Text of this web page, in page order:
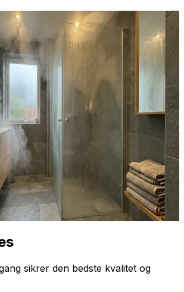
Fjern, installer,
skimmel: Professionel
synlig og skjult skimmel. Vi
certificerede saneringsfirmaer. Trin 2
AirPro V2 (6.997 kr) installeres
der automatisk holder RH under
flere rum anbefales 2-3 enheder.
eller Nilan centralt anlæg (fra 49.997
løbende: Via AirPro-appen kan
i realtid. Enheden logger
hvis RH stiger uventet. Vi følger op
måneder. Se produkter på
installation via vilea.dk.
70 60 30 04
sikrer den bedste kvalitet og